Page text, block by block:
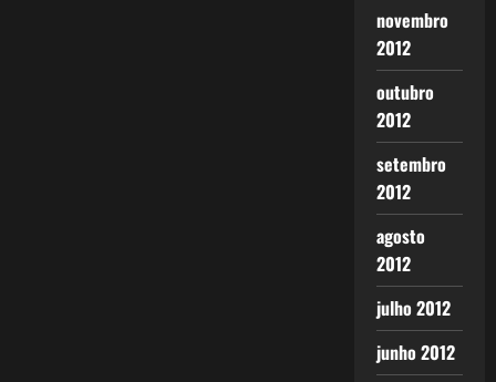
novembro
2012
outubro
2012
setembro
2012
agosto
2012
julho 2012
junho 2012